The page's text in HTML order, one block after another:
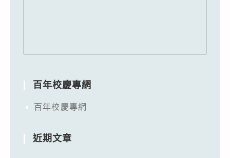
百年校慶專網
百年校慶專網
近期文章